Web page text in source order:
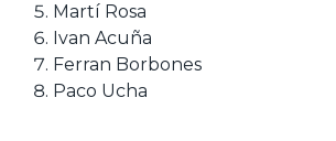
Martí Rosa
Ivan Acuña
Ferran Borbones
Paco Ucha